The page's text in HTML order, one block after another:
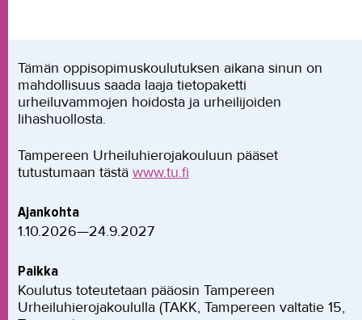
Tämän oppisopimuskoulutuksen aikana sinun on
mahdollisuus saada laaja tietopaketti
urheiluvammojen hoidosta ja urheilijoiden
lihashuollosta.
Tampereen Urheiluhierojakouluun pääset
tutustumaan tästä www.tu.fi
Ajankohta
1.10.2026—24.9.2027
Paikka
Koulutus toteutetaan pääosin Tampereen
Urheiluhierojakoululla (TAKK, Tampereen valtatie 15,